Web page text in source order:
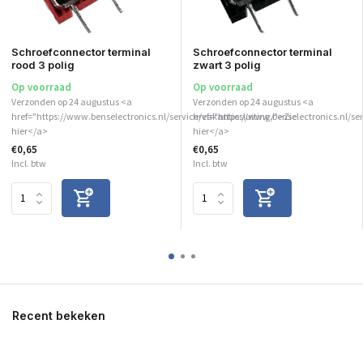
Schroefconnector terminal
rood 3 polig
Op voorraad
Verzonden op 24 augustus <a
href="https://www.benselectronics.nl/service/vakantiesluiting/">Zie
hier</a>
€0,65
Incl. btw
Schroefconnector terminal
zwart 3 polig
Op voorraad
Verzonden op 24 augustus <a
href="https://www.benselectronics.nl/
hier</a>
€0,65
Incl. btw
Recent bekeken